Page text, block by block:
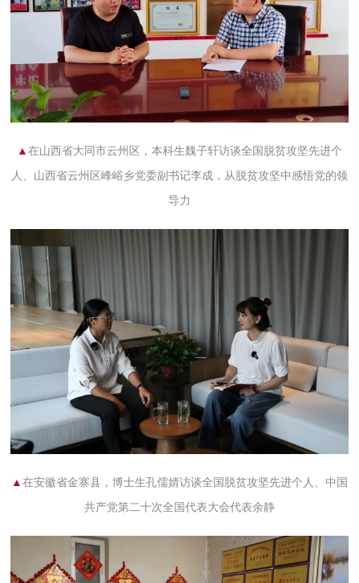
▲ 在山西省大同市云州区，本科生魏子轩访谈全国脱贫攻坚先进个
人、山西省云州区峰峪乡党委副书记李成，从脱贫攻坚中 感悟党的领
导力
▲ 在安徽省金寨县，博士生孔儒婧访谈全国脱贫攻坚先进个人、中国
共产党第二十次全国代表大会代表余静